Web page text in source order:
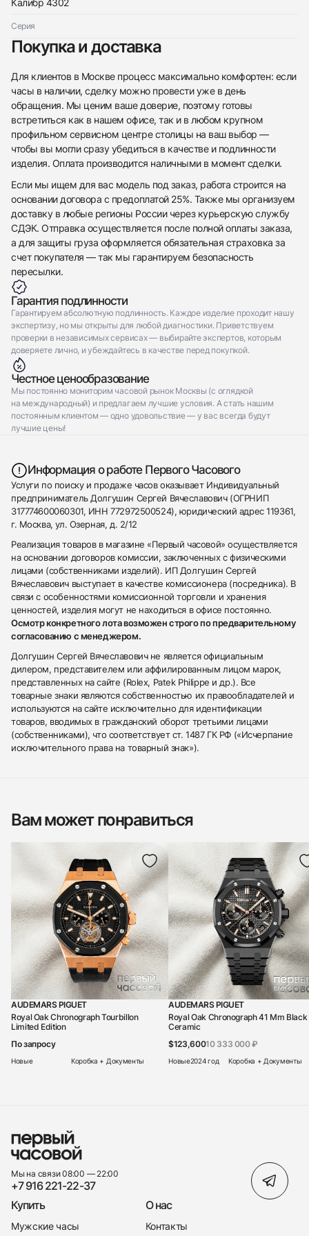
Калибр 4302
Серия
Покупка и доставка
Для клиентов в Москве процесс максимально комфортен: если
часы в наличии, сделку можно провести уже в день
обращения. Мы ценим ваше доверие, поэтому готовы
встретиться как в нашем офисе, так и в любом крупном
профильном сервисном центре столицы на ваш выбор —
чтобы вы могли сразу убедиться в качестве и подлинности
изделия. Оплата производится наличными в момент сделки.
Если мы ищем для вас модель под заказ, работа строится на
основании договора с предоплатой 25%. Также мы организуем
доставку в любые регионы России через курьерскую службу
СДЭК. Отправка осуществляется после полной оплаты заказа,
а для защиты груза оформляется обязательная страховка за
счет покупателя — так мы гарантируем безопасность
пересылки.
Гарантия подлинности
Гарантируем абсолютную подлинность. Каждое изделие проходит нашу
экспертизу, но мы открыты для любой диагностики. Приветствуем
проверки в независимых сервисах — выбирайте экспертов, которым
доверяете лично, и убеждайтесь в качестве перед покупкой.
Честное ценообразование
Мы постоянно мониторим часовой рынок Москвы (с оглядкой
на международный) и предлагаем лучшие условия. А стать нашим
постоянным клиентом — одно удовольствие — у вас всегда будут
лучшие цены!
Информация о работе Первого Часового
Услуги по поиску и продаже часов оказывает Индивидуальный
предприниматель Долгушин Сергей Вячеславович (ОГРНИП
317774600060301, ИНН 772972500524), юридический адрес 119361,
г. Москва, ул. Озерная, д. 2/12
Реализация товаров в магазине «Первый часовой» осуществляется
на основании договоров комиссии, заключенных с физическими
лицами (собственниками изделий). ИП Долгушин Сергей
Вячеславович выступает в качестве комиссионера (посредника). В
связи с особенностями комиссионной торговли и хранения
ценностей, изделия могут не находиться в офисе постоянно.
Осмотр конкретного лота возможен строго по предварительному
согласованию с менеджером.
Долгушин Сергей Вячеславович не является официальным
дилером, представителем или аффилированным лицом марок,
представленных на сайте (Rolex, Patek Philippe и др.). Все
товарные знаки являются собственностью их правообладателей и
используются на сайте исключительно для идентификации
товаров, вводимых в гражданский оборот третьими лицами
(собственниками), что соответствует ст. 1487 ГК РФ («Исчерпание
исключительного права на товарный знак»).
Вам может понравиться
AUDEMARS PIGUET
Royal Oak Chronograph Tourbillon
Limited Edition
По запросу
Новые Коробка + Документы
AUDEMARS PIGUET
Royal Oak Chronograph 41 Mm Black
Ceramic
$123,60010 333 000 ₽
Новые2024 год Коробка + Документы
Мы на связи 08:00 — 22:00
+7 916 221-22-37
Купить
Мужские часы
О нас
Контакты